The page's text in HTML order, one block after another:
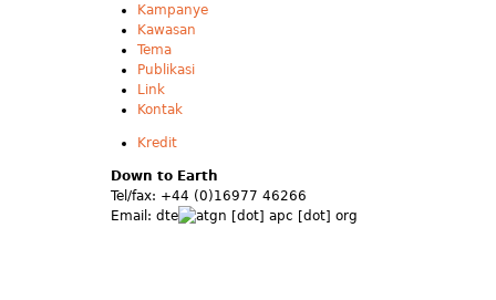
Kampanye
Kawasan
Tema
Publikasi
Link
Kontak
Kredit
Down to Earth
Tel/fax: +44 (0)16977 46266
Email: dte gn [dot] apc [dot] org